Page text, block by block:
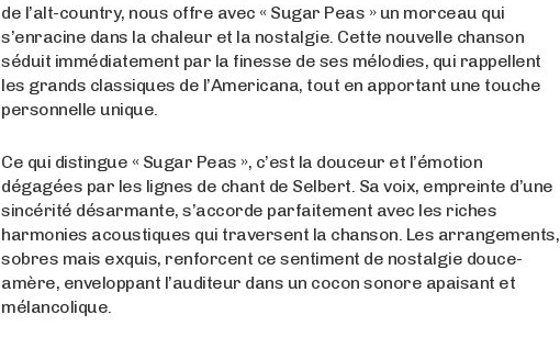
de l’alt-country, nous offre avec « Sugar Peas » un morceau qui
s’enracine dans la chaleur et la nostalgie. Cette nouvelle chanson
séduit immédiatement par la finesse de ses mélodies, qui rappellent
les grands classiques de l’Americana, tout en apportant une touche
personnelle unique.
Ce qui distingue « Sugar Peas », c’est la douceur et l’émotion
dégagées par les lignes de chant de Selbert. Sa voix, empreinte d’une
sincérité désarmante, s’accorde parfaitement avec les riches
harmonies acoustiques qui traversent la chanson. Les arrangements,
sobres mais exquis, renforcent ce sentiment de nostalgie douce-
amère, enveloppant l’auditeur dans un cocon sonore apaisant et
mélancolique.